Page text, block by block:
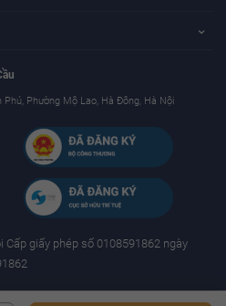
Phường Mộ Lao, Hà Đông, Hà Nội
Cấp giấy phép số 0108591862 ngày